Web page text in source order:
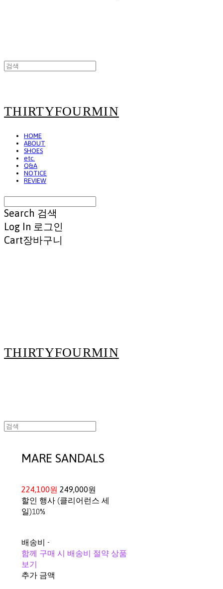
THIRTYFOURMIN
HOME
ABOUT
SHOES
etc.
Q&A
NOTICE
REVIEW
Search 검색
Log In 로그인
Cart장바구니
THIRTYFOURMIN
MARE SANDALS
224,100원 249,000원
할인 행사 (클리어런스 세
일)10%
배송비 -
함께 구매 시 배송비 절약 상품
보기
추가 금액